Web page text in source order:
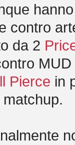
contro
da 2
Pierce in